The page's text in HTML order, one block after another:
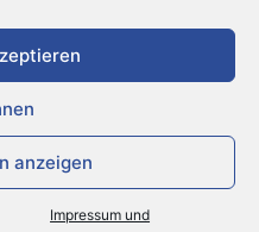
anzeigen
Impressum und
Hamburg e.V.